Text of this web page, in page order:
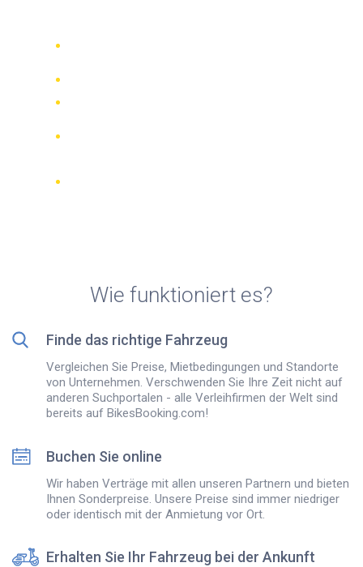
Wie funktioniert es?
Finde das richtige Fahrzeug
Vergleichen Sie Preise, Mietbedingungen und Standorte
von Unternehmen. Verschwenden Sie Ihre Zeit nicht auf
anderen Suchportalen - alle Verleihfirmen der Welt sind
bereits auf BikesBooking.com!
Buchen Sie online
Wir haben Verträge mit allen unseren Partnern und bieten
Ihnen Sonderpreise. Unsere Preise sind immer niedriger
oder identisch mit der Anmietung vor Ort.
Erhalten Sie Ihr Fahrzeug bei der Ankunft